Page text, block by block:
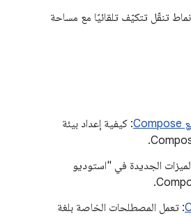
تنقّل تتكيّف تلقائيًا مع مساحة
: كيفية إعداد بيئة
الجديدة في "استوديو
: تعمل المصطلحات الخاصة بلغة